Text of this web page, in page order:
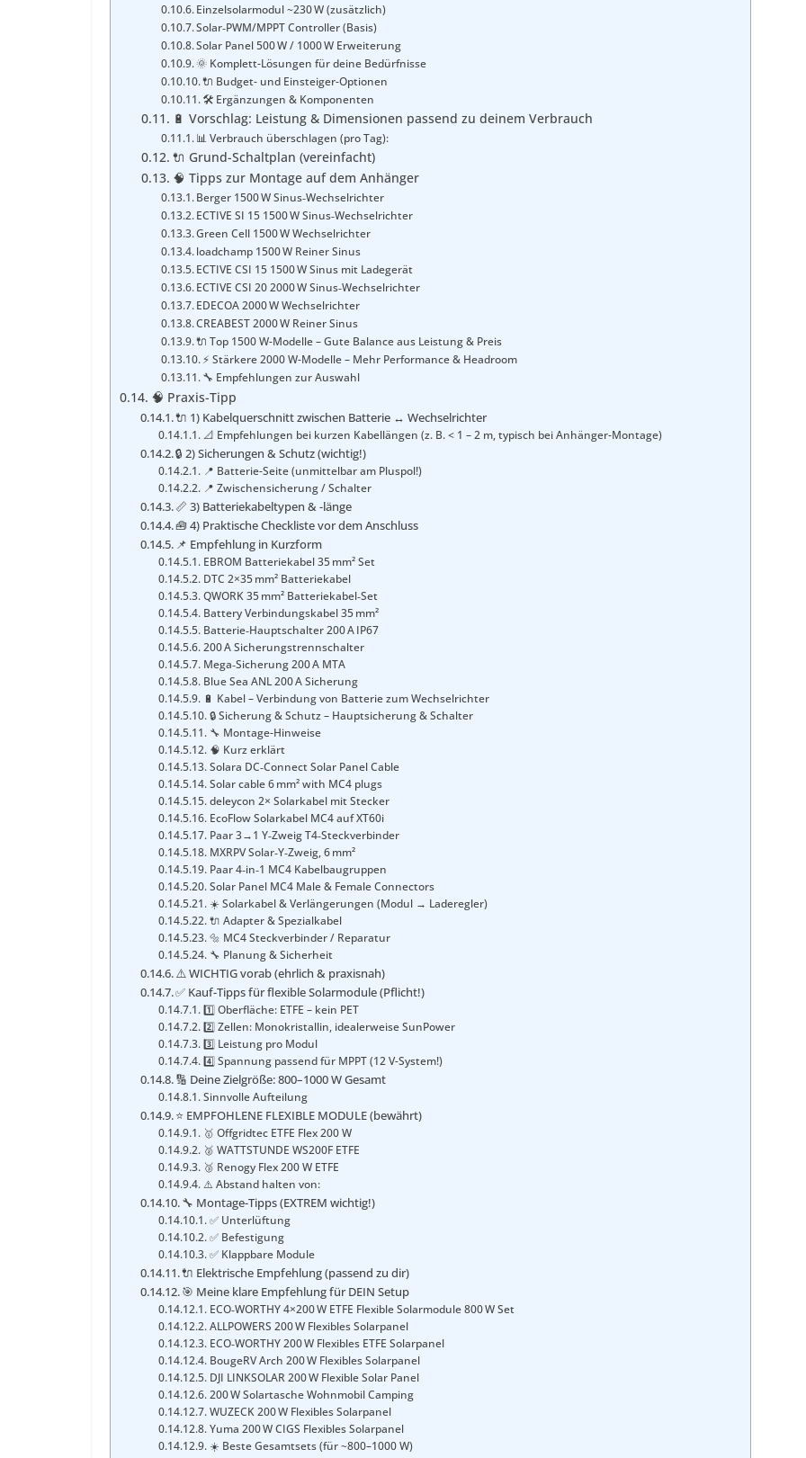
Einzelsolarmodul ~230 W (zusätzlich)
Solar‑PWM/MPPT Controller (Basis)
Solar Panel 500 W / 1000 W Erweiterung
🌞 Komplett-Lösungen für deine Bedürfnisse
🔌 Budget- und Einsteiger-Optionen
🛠️ Ergänzungen & Komponenten
🔋 Vorschlag: Leistung & Dimensionen passend zu deinem Verbrauch
📊 Verbrauch überschlagen (pro Tag):
🔌 Grund-Schaltplan (vereinfacht)
🧠 Tipps zur Montage auf dem Anhänger
Berger 1500 W Sinus‑Wechselrichter
ECTIVE SI 15 1500 W Sinus‑Wechselrichter
Green Cell 1500 W Wechselrichter
loadchamp 1500 W Reiner Sinus
ECTIVE CSI 15 1500 W Sinus mit Ladegerät
ECTIVE CSI 20 2000 W Sinus‑Wechselrichter
EDECOA 2000 W Wechselrichter
CREABEST 2000 W Reiner Sinus
🔌 Top 1500 W-Modelle – Gute Balance aus Leistung & Preis
⚡ Stärkere 2000 W-Modelle – Mehr Performance & Headroom
🔧 Empfehlungen zur Auswahl
🧠 Praxis-Tipp
🔌 1) Kabelquerschnitt zwischen Batterie ↔ Wechselrichter
📐 Empfehlungen bei kurzen Kabellängen (z. B. < 1 – 2 m, typisch bei Anhänger-Montage)
🔒 2) Sicherungen & Schutz (wichtig!)
📍 Batterie-Seite (unmittelbar am Pluspol!)
📍 Zwischensicherung / Schalter
📏 3) Batteriekabeltypen & -länge
🧰 4) Praktische Checkliste vor dem Anschluss
📌 Empfehlung in Kurzform
EBROM Batteriekabel 35 mm² Set
DTC 2×35 mm² Batteriekabel
QWORK 35 mm² Batteriekabel‑Set
Battery Verbindungskabel 35 mm²
Batterie‑Hauptschalter 200 A IP67
200 A Sicherungstrennschalter
Mega‑Sicherung 200 A MTA
Blue Sea ANL 200 A Sicherung
🔋 Kabel – Verbindung von Batterie zum Wechselrichter
🔒 Sicherung & Schutz – Hauptsicherung & Schalter
🔧 Montage-Hinweise
🧠 Kurz erklärt
Solara DC‑Connect Solar Panel Cable
Solar cable 6 mm² with MC4 plugs
deleycon 2× Solarkabel mit Stecker
EcoFlow Solarkabel MC4 auf XT60i
Paar 3→1 Y‑Zweig T4‑Steckverbinder
MXRPV Solar‑Y‑Zweig, 6 mm²
Paar 4‑in‑1 MC4 Kabelbaugruppen
Solar Panel MC4 Male & Female Connectors
☀️ Solarkabel & Verlängerungen (Modul → Laderegler)
🔌 Adapter & Spezialkabel
🔩 MC4 Steckverbinder / Reparatur
🔧 Planung & Sicherheit
⚠️ WICHTIG vorab (ehrlich & praxisnah)
✅ Kauf-Tipps für flexible Solarmodule (Pflicht!)
1️⃣ Oberfläche: ETFE – kein PET
2️⃣ Zellen: Monokristallin, idealerweise SunPower
3️⃣ Leistung pro Modul
4️⃣ Spannung passend für MPPT (12 V-System!)
🔢 Deine Zielgröße: 800–1000 W Gesamt
Sinnvolle Aufteilung
⭐ EMPFOHLENE FLEXIBLE MODULE (bewährt)
🥇 Offgridtec ETFE Flex 200 W
🥈 WATTSTUNDE WS200F ETFE
🥉 Renogy Flex 200 W ETFE
⚠️ Abstand halten von:
🔧 Montage-Tipps (EXTREM wichtig!)
✅ Unterlüftung
✅ Befestigung
✅ Klappbare Module
🔌 Elektrische Empfehlung (passend zu dir)
🎯 Meine klare Empfehlung für DEIN Setup
ECO‑WORTHY 4×200 W ETFE Flexible Solarmodule 800 W Set
ALLPOWERS 200 W Flexibles Solarpanel
ECO‑WORTHY 200 W Flexibles ETFE Solarpanel
BougeRV Arch 200 W Flexibles Solarpanel
DJI LINKSOLAR 200 W Flexible Solar Panel
200 W Solartasche Wohnmobil Camping
WUZECK 200 W Flexibles Solarpanel
Yuma 200 W CIGS Flexibles Solarpanel
☀️ Beste Gesamtsets (für ~800–1000 W)